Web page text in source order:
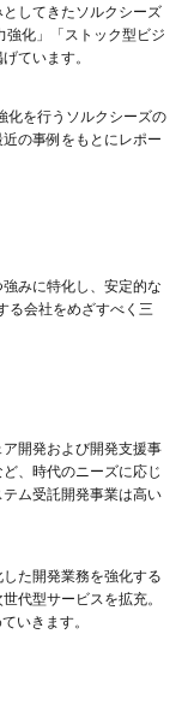
してきたソルクシーズ
強化」「ストック型ビジ
ています。
化を行うソルクシーズの
の事例をもとにレポー
みに特化し、安定的な
る会社をめざすべく三
開発および開発支援事
、時代のニーズに応じ
ム受託開発事業は高い
た開発業務を強化する
代型サービスを拡充。
いきます。